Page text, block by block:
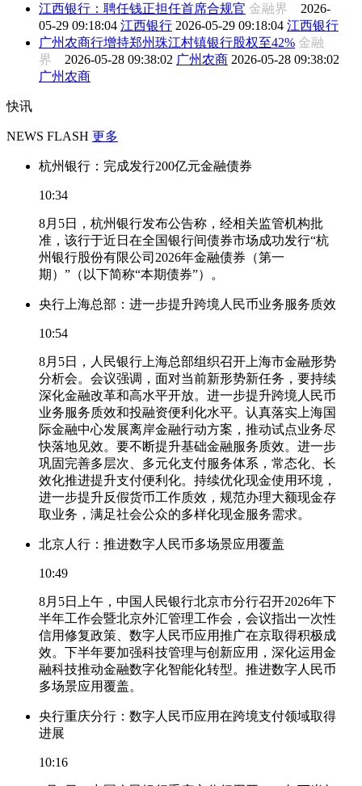
江西银行：聘任钱正担任首席合规官 金融界 2026-
05-29 09:18:04 江西银行 2026-05-29 09:18:04 江西银行
广州农商行增持郑州珠江村镇银行股权至42% 金融
界 2026-05-28 09:38:02 广州农商 2026-05-28 09:38:02
广州农商
快讯
NEWS FLASH 更多
杭州银行：完成发行200亿元金融债券
10:34
8月5日，杭州银行发布公告称，经相关监管机构批
准，该行于近日在全国银行间债券市场成功发行“杭
州银行股份有限公司2026年金融债券（第一
期）”（以下简称“本期债券”）。
央行上海总部：进一步提升跨境人民币业务服务质效
10:54
8月5日，人民银行上海总部组织召开上海市金融形势
分析会。会议强调，面对当前新形势新任务，要持续
深化金融改革和高水平开放。进一步提升跨境人民币
业务服务质效和投融资便利化水平。认真落实上海国
际金融中心发展离岸金融行动方案，推动试点业务尽
快落地见效。要不断提升基础金融服务质效。进一步
巩固完善多层次、多元化支付服务体系，常态化、长
效化推进提升支付便利化。持续优化现金使用环境，
进一步提升反假货币工作质效，规范办理大额现金存
取业务，满足社会公众的多样化现金服务需求。
北京人行：推进数字人民币多场景应用覆盖
10:49
8月5日上午，中国人民银行北京市分行召开2026年下
半年工作会暨北京外汇管理工作会，会议指出一次性
信用修复政策、数字人民币应用推广在京取得积极成
效。下半年要加强科技管理与创新应用，深化运用金
融科技推动金融数字化智能化转型。推进数字人民币
多场景应用覆盖。
央行重庆分行：数字人民币应用在跨境支付领域取得
进展
10:16